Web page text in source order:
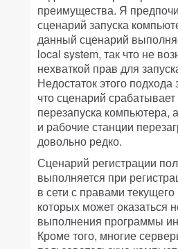
преимущества. Я
сценарий запуска
данный сценарий
local system, так что не
нехваткой прав для
Недостаток этого подхода
что сценарий
перезапуска компьютера,
и рабочие станции
довольно редко.
Сценарий регистрации
выполняется при
в сети с правами текущего
которых может оказаться
выполнения программы
Кроме того, многие